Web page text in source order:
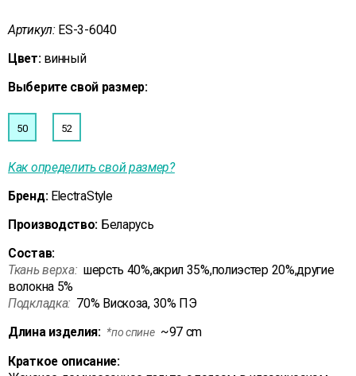
Артикул: ES-3-6040
Цвет: винный
Выберите свой размер:
50 52
Как определить свой размер?
Бренд: ElectraStyle
Производство: Беларусь
Состав:
Ткань верха: шерсть 40%,акрил 35%,полиэстер 20%,другие
волокна 5%
Подкладка: 70% Вискоза, 30% ПЭ
Длина изделия: *по спине ~97 cm
Краткое описание: